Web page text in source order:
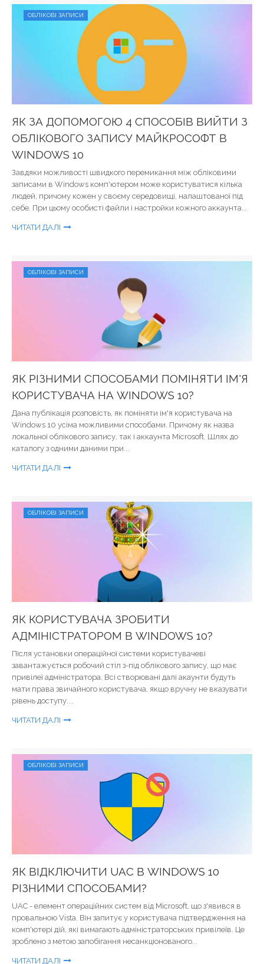
ОБЛІКОВІ ЗАПИСИ
ЯК ЗА ДОПОМОГОЮ 4 СПОСОБІВ ВИЙТИ З
ОБЛІКОВОГО ЗАПИСУ МАЙКРОСОФТ В
WINDOWS 10
Завдяки можливості швидкого перемикання між обліковими
записами в Windows комп'ютером може користуватися кілька
людей, причому кожен у своєму середовищі, налаштованої під
себе. При цьому особисті файли і настройки кожного аккаунта...
ЧИТАТИ ДАЛІ
ОБЛІКОВІ ЗАПИСИ
ЯК РІЗНИМИ СПОСОБАМИ ПОМІНЯТИ ІМ'Я
КОРИСТУВАЧА НА WINDOWS 10?
Дана публікація розповість, як поміняти ім'я користувача на
Windows 10 усіма можливими способами. Причому як назва
локальної облікового запису, так і аккаунта Microsoft. Шлях до
каталогу з одними даними при...
ЧИТАТИ ДАЛІ
ОБЛІКОВІ ЗАПИСИ
ЯК КОРИСТУВАЧА ЗРОБИТИ
АДМІНІСТРАТОРОМ В WINDOWS 10?
Після установки операційної системи користувачеві
завантажується робочий стіл з-під облікового запису, що має
привілеї адміністратора. Всі створювані далі акаунти будуть
мати права звичайного користувача, якщо вручну не вказувати
рівень доступу....
ЧИТАТИ ДАЛІ
ОБЛІКОВІ ЗАПИСИ
ЯК ВІДКЛЮЧИТИ UAC В WINDOWS 10
РІЗНИМИ СПОСОБАМИ?
UAC - елемент операційних систем від Microsoft, що з'явився в
провальною Vista. Він запитує у користувача підтвердження на
комп'ютері дій, які вимагають адміністраторських привілеїв. Це
зроблено з метою запобігання несанкціонованого...
ЧИТАТИ ДАЛІ